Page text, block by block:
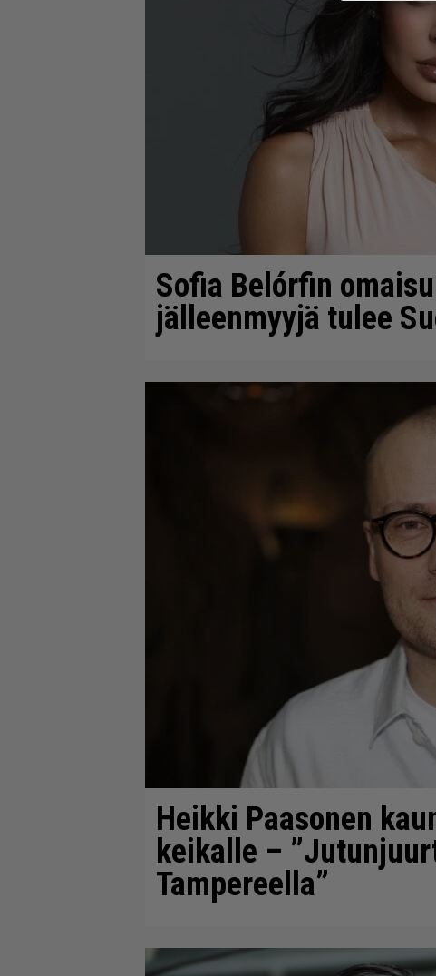
Sofia Belórfin
jälleenmyyjä tulee
Heikki Paasonen
keikalle –
Tampereella”